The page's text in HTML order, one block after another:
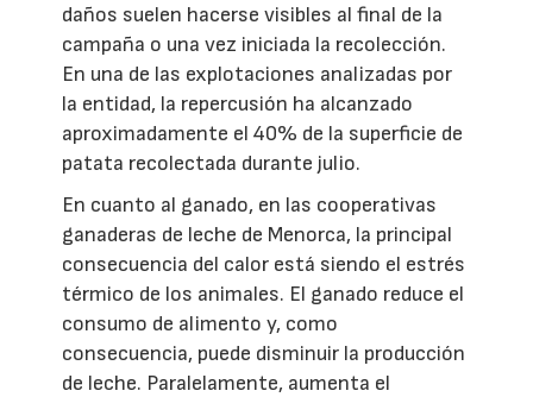
daños suelen hacerse visibles al final de la
campaña o una vez iniciada la recolección.
En una de las explotaciones analizadas por
la entidad, la repercusión ha alcanzado
aproximadamente el 40% de la superficie de
patata recolectada durante julio.
En cuanto al ganado, en las cooperativas
ganaderas de leche de Menorca, la principal
consecuencia del calor está siendo el estrés
térmico de los animales. El ganado reduce el
consumo de alimento y, como
consecuencia, puede disminuir la producción
de leche. Paralelamente, aumenta el